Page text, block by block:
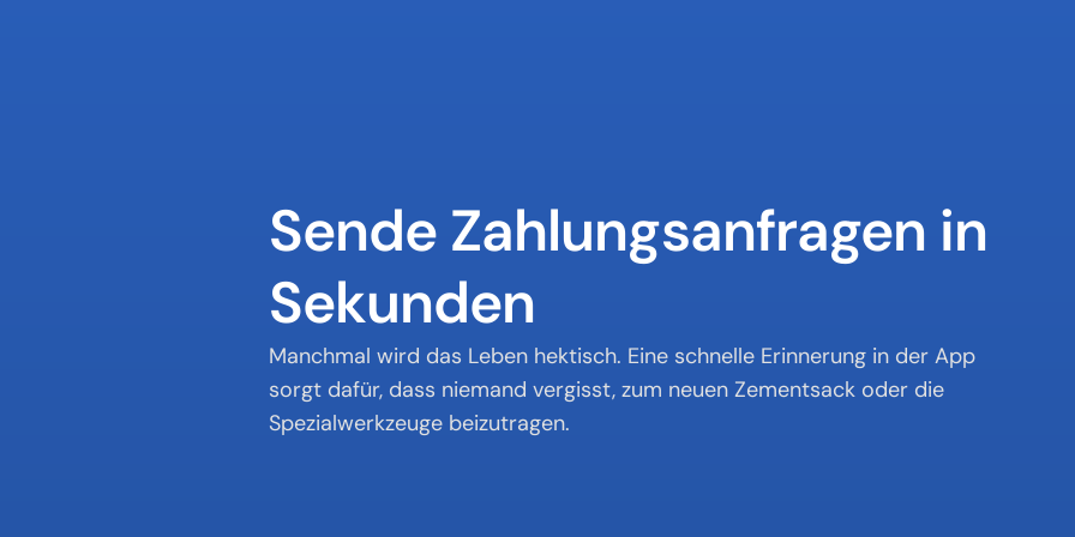
Sende Zahlungsanfragen in
Sekunden
Manchmal wird das Leben hektisch. Eine schnelle Erinnerung in der App
sorgt dafür, dass niemand vergisst, zum neuen Zementsack oder die
Spezialwerkzeuge beizutragen.